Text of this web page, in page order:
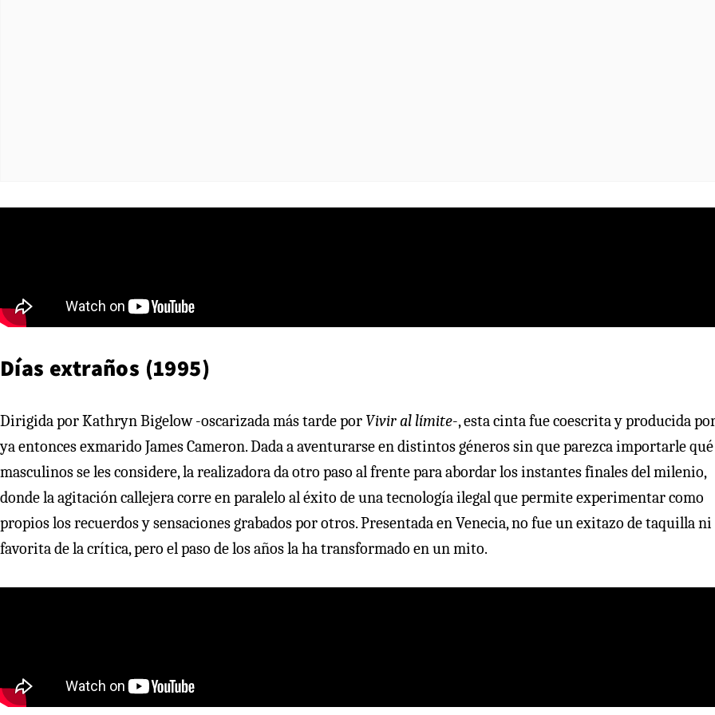
Días extraños (1995)
Dirigida por Kathryn Bigelow -oscarizada más tarde por Vivir al límite-, esta cinta fue coescrita y producida
ya entonces exmarido James Cameron. Dada a aventurarse en distintos géneros sin que parezca importarle
masculinos se les considere, la realizadora da otro paso al frente para abordar los instantes finales del milenio,
donde la agitación callejera corre en paralelo al éxito de una tecnología ilegal que permite experimentar como
propios los recuerdos y sensaciones grabados por otros. Presentada en Venecia, no fue un exitazo de taquilla ni
favorita de la crítica, pero el paso de los años la ha transformado en un mito.